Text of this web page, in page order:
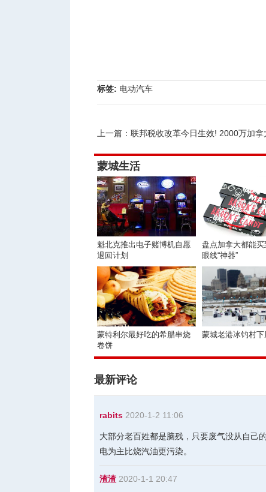
标签: 电动汽车
上一篇： 联邦税收改革今日生效! 2000万加拿大
蒙城生活
魁北克推出电子赌博机自愿
退回计划
盘点加拿大都能买
眼线“神器”
蒙特利尔最好吃的希腊串烧
卷饼
蒙城老港冰钓村下
最新评论
rabits 2020-1-2 11:06
大部分老百姓都是脑残，只要废气没从自己
电为主比烧汽油更污染。
渣渣 2020-1-1 20:47